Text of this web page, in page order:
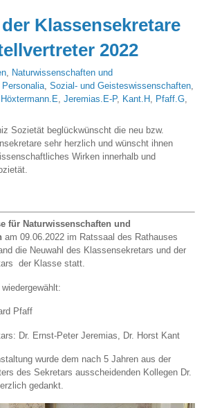
Klassensekretare
2022
, Naturwissenschaften und
Personalia,Sozial- und Geisteswissenschaften,
Höxtermann.E,Jeremias.E-P, Kant.H , Pfaff.G,
Sozietät beglückwünscht die neu bzw.
sehr herzlich und wünscht ihnen
Wirken innerhalb und
für Naturwissenschaften und
am 09.06.2022 im Ratssaal des Rathauses
die Neuwahl des Klassensekretars und der
der Klasse statt.
Pfaff
Dr. Ernst-Peter Jeremias, Dr. Horst Kant
wurde dem nach 5 Jahren aus der
des Sekretars ausscheidenden Kollegen Dr.
gedankt.